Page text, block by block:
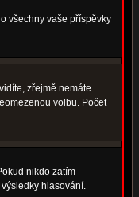
všechny vaše příspěvky
zřejmě nemáte
volbu. Počet
nikdo zatím
hlasování.